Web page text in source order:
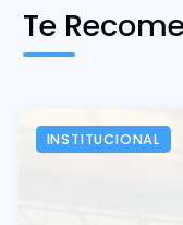
Te
INSTITUCIONAL